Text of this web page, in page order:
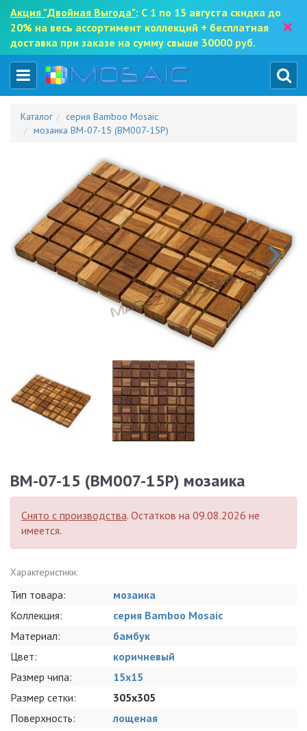
Акция "Двойная Выгода": С 1 по 15 августа скидка до
20% на весь ассортимент коллекций + бесплатная
доставка при заказе на сумму свыше 30000 руб.
×
Каталог
серия Bamboo Mosaic
мозаика BM-07-15 (BM007-15P)
BM-07-15 (BM007-15P) мозаика
Снято с производства. Остатков на 09.08.2026 не
имеется.
Характеристики:
Тип товара:
мозаика
Коллекция:
серия Bamboo Mosaic
Материал:
бамбук
Цвет:
коричневый
Размер чипа:
15x15
Размер сетки:
305x305
Поверхность:
лощеная